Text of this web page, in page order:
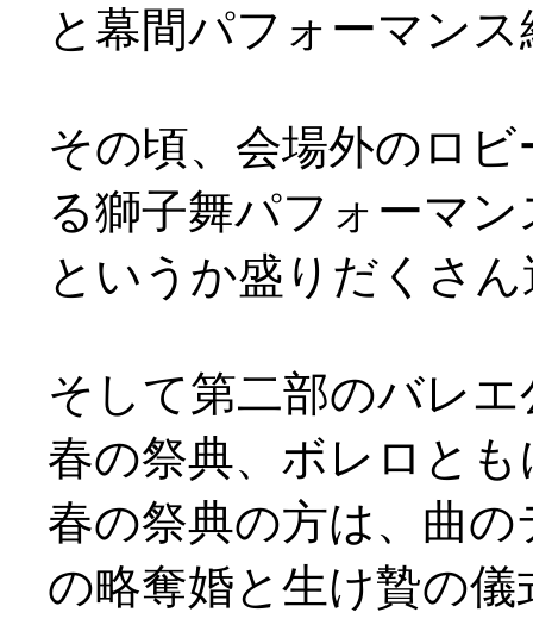
と幕間パフォーマン
その頃、会場外のロ
る獅子舞パフォーマ
というか盛りだくさ
そして第二部のバレエ
春の祭典、ボレロと
春の祭典の方は、曲
の略奪婚と生け贄の